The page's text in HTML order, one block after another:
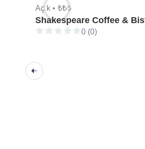
Açık • ₺₺₺
Shakespeare Coffee &
0 (0)